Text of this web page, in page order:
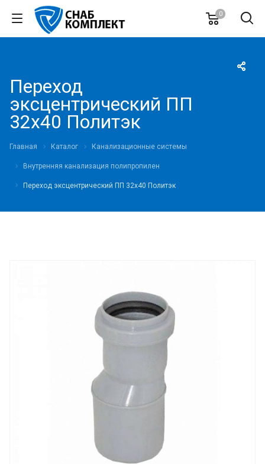
0
Переход
эксцентрический ПП
32х40 Политэк
Главная Каталог Канализационные системы
Внутренняя канализация полипропилен
Переход эксцентрический ПП 32х40 Политэк